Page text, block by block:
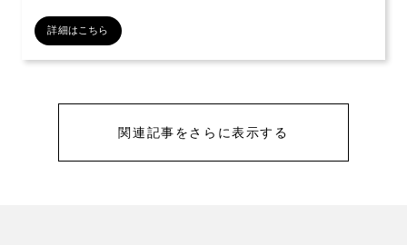
詳細はこちら
関連記事をさらに表示する